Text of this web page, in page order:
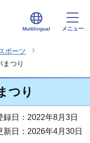
Multilingual メニュー
ポーツ
まつり
つり
録日：2022年8月3日
新日：2026年4月30日